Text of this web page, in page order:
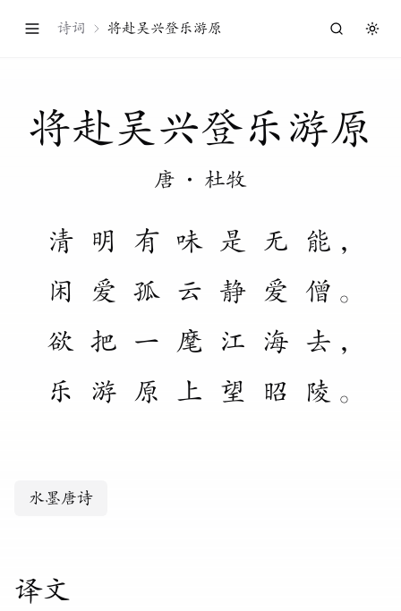
诗词 将赴吴兴登乐游原
将赴吴兴登乐 游原
唐 · 杜牧
清 明 有 味 是 无 能 ，
闲
爱 孤 云 静 爱 僧 。
欲 把 一 麾 江 海 去 ，
乐
游 原 上 望 昭 陵 。
水墨唐诗
译文